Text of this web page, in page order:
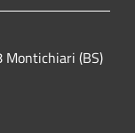
Montichiari (BS)